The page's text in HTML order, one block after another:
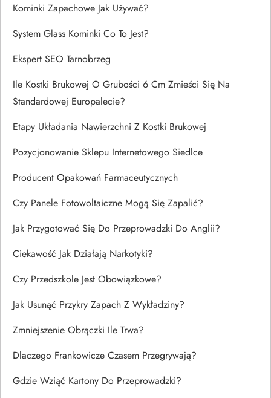
Kominki Zapachowe Jak Używać?
System Glass Kominki Co To Jest?
Ekspert SEO Tarnobrzeg
Ile Kostki Brukowej O Grubości 6 Cm Zmieści Się Na
Standardowej Europalecie?
Etapy Układania Nawierzchni Z Kostki Brukowej
Pozycjonowanie Sklepu Internetowego Siedlce
Producent Opakowań Farmaceutycznych
Czy Panele Fotowoltaiczne Mogą Się Zapalić?
Jak Przygotować Się Do Przeprowadzki Do Anglii?
Ciekawość Jak Działają Narkotyki?
Czy Przedszkole Jest Obowiązkowe?
Jak Usunąć Przykry Zapach Z Wykładziny?
Zmniejszenie Obrączki Ile Trwa?
Dlaczego Frankowicze Czasem Przegrywają?
Gdzie Wziąć Kartony Do Przeprowadzki?